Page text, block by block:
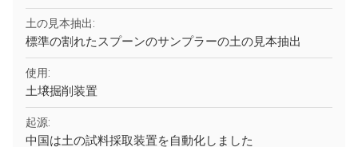
土の見本抽出:
標準の割れたスプーンのサンプラーの土の見本抽出
使用:
土壌掘削装置
起源:
中国は土の試料採取装置を自動化しました